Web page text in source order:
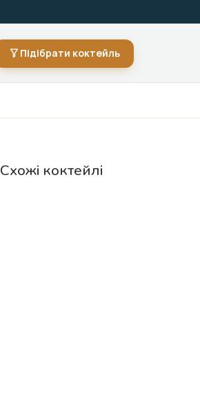
Підібрати коктейль
Схожі коктейлі